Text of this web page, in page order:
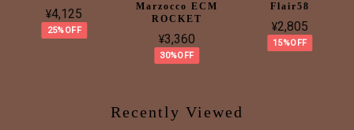
¥4,125
25%OFF
Marzocco ECM
ROCKET
¥3,360
30%OFF
Flair58
¥2,805
15%OFF
Recently Viewed